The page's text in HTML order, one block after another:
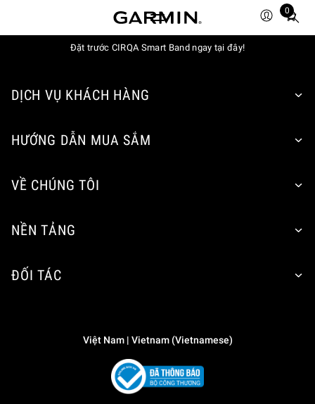
0
Total
items
Đặt trước CIRQA Smart Band ngay tại đây!
DỊCH VỤ KHÁCH HÀNG
HƯỚNG DẪN MUA SẮM
VỀ CHÚNG TÔI
NỀN TẢNG
ĐỐI TÁC
Việt Nam | Vietnam (Vietnamese)